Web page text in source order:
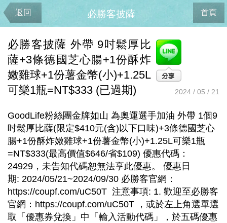
返回 首頁
必勝客披薩
必勝客披薩 外帶 9吋鬆厚比
薩+3條德國芝心腸+1份酥炸
嫩雞球+1份薯金幣(小)+1.25L
可樂1瓶=NT$333 (已過期)
2024 / 05 / 21
GoodLife粉絲團金牌如山 為奧運選手加油 外帶 1個9
吋鬆厚比薩(限定$410元(含)以下口味)+3條德國芝心
腸+1份酥炸嫩雞球+1份薯金幣(小)+1.25L可樂1瓶
=NT$333(最高價值$646/省$109) 優惠代碼：
24929，未告知代碼恕無法享此優惠。 優惠日
期: 2024/05/21~2024/09/30 必勝客官網：
https://coupf.com/uC50T 注意事項: 1. 歡迎至必勝客
官網：https://coupf.com/uC50T ，或於左上角選單選
取「優惠券兌換」中「輸入活動代碼」，於五碼優惠